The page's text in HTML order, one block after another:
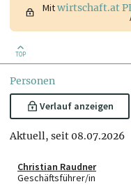
Mitwirtschaft.at
TOP
Personen
Verlauf anzeigen
Aktuell, seit 08.07.2026
Christian Raudner
Geschäftsführer/in